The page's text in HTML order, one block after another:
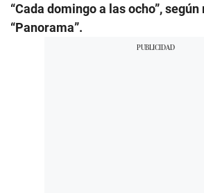
“Cada domingo a las ocho”,
“Panorama”.